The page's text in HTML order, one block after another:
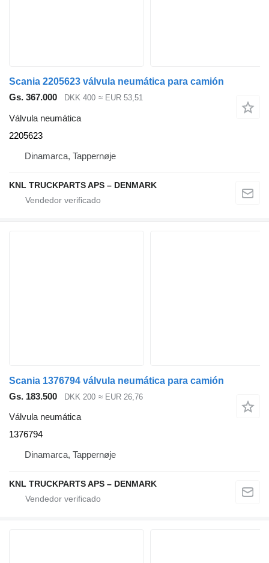
Scania 2205623 válvula neumática para camión
Gs. 367.000
DKK 400 ≈ EUR 53,51
Válvula neumática
2205623
Dinamarca, Tappernøje
KNL TRUCKPARTS APS – DENMARK
Scania 1376794 válvula neumática para camión
Gs. 183.500
DKK 200 ≈ EUR 26,76
Válvula neumática
1376794
Dinamarca, Tappernøje
KNL TRUCKPARTS APS – DENMARK